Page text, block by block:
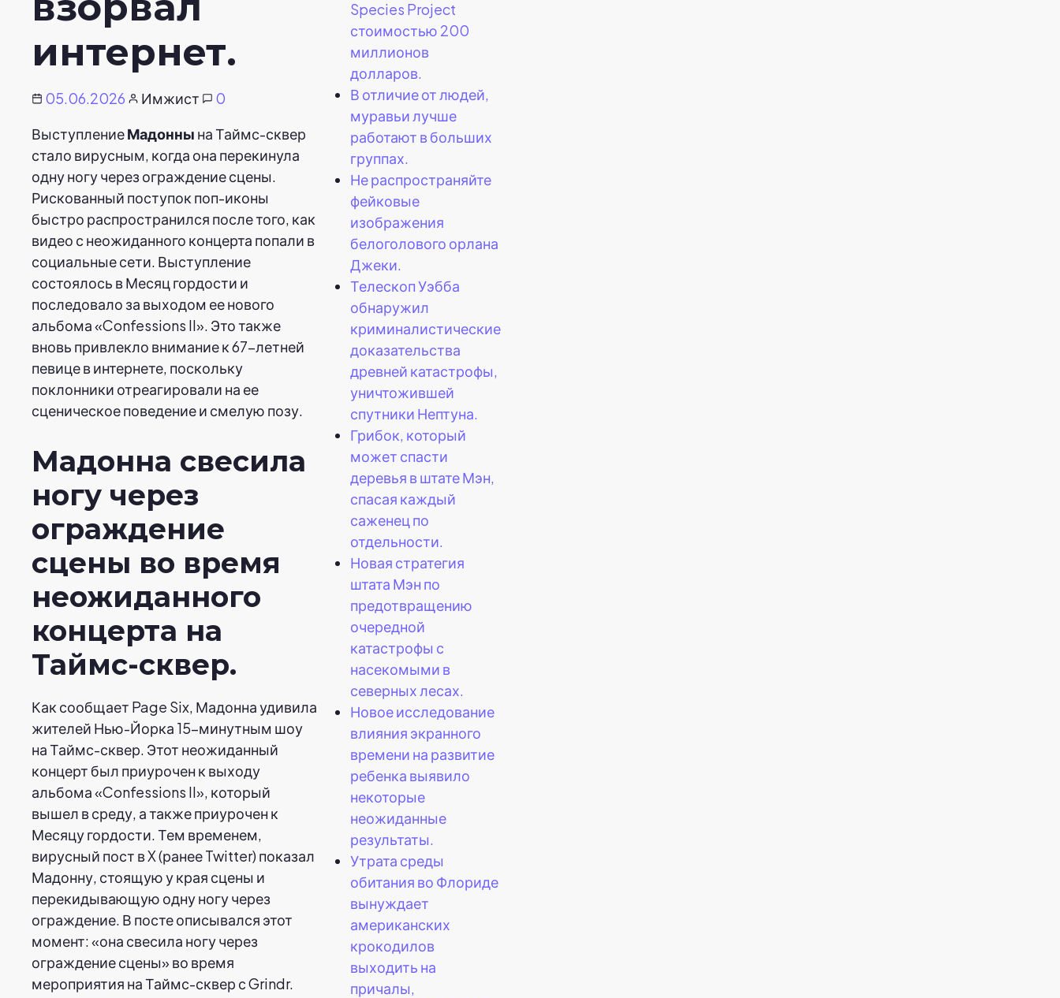
интернет.
05.06.2026 Имжист
0
ВыступлениеМадонны на Таймс-сквер
стало вирусным, когда она перекинула
одну ногу через ограждение сцены.
Рискованный поступок поп-иконы
быстро распространился после того, как
видео с неожиданного концерта попали в
социальные сети. Выступление
состоялось в Месяц гордости и
последовало за выходом ее нового
альбома «Confessions II». Это также
вновь привлекло внимание к 67-летней
певице в интернете, поскольку
поклонники отреагировали на ее
сценическое поведение и смелую позу.
Мадонна свесила
ногу через
ограждение
сцены во время
неожиданного
концерта на
Таймс-сквер.
Как сообщает Page Six, Мадонна удивила
жителей Нью-Йорка 15-минутным шоу
на Таймс-сквер. Этот неожиданный
концерт был приурочен к выходу
альбома «Confessions II», который
вышел в среду, а также приурочен к
Месяцу гордости. Тем временем,
вирусный пост в X (ранее Twitter) показал
Мадонну, стоящую у края сцены и
перекидывающую одну ногу через
ограждение. В посте описывался этот
момент: «она свесила ногу через
ограждение сцены» во время
мероприятия на Таймс-сквер с Grindr.
Species Project
стоимостью 200
миллионов
долларов.
В отличие от людей,
муравьи лучше
работают в больших
группах.
Не распространяйте
фейковые
изображения
белоголового орлана
Джеки.
Телескоп Уэбба
обнаружил
криминалистические
доказательства
древней катастрофы,
уничтожившей
спутники Нептуна.
Грибок, который
может спасти
деревья в штате Мэн,
спасая каждый
саженец по
отдельности.
Новая стратегия
штата Мэн по
предотвращению
очередной
катастрофы с
насекомыми в
северных лесах.
Новое исследование
влияния экранного
времени на развитие
ребенка выявило
некоторые
неожиданные
результаты.
Утрата среды
обитания во Флориде
вынуждает
американских
крокодилов
выходить на
причалы,